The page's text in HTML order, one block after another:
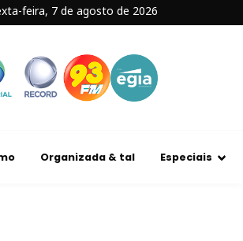
feira, 7 de agosto de 2026
Organizada & tal Especiais